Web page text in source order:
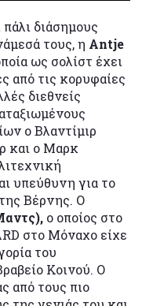
διάσημους
τους, η Antje
ως σολίστ έχει
από τις κορυφαίες
διεθνείς
ο Βλαντίμιρ
και ο Μαρκ
υπεύθυνη για το
Βέρνης. Ο
ο οποίος στο
στο Μόναχο είχε
του
Κοινού. Ο
από τους πιο